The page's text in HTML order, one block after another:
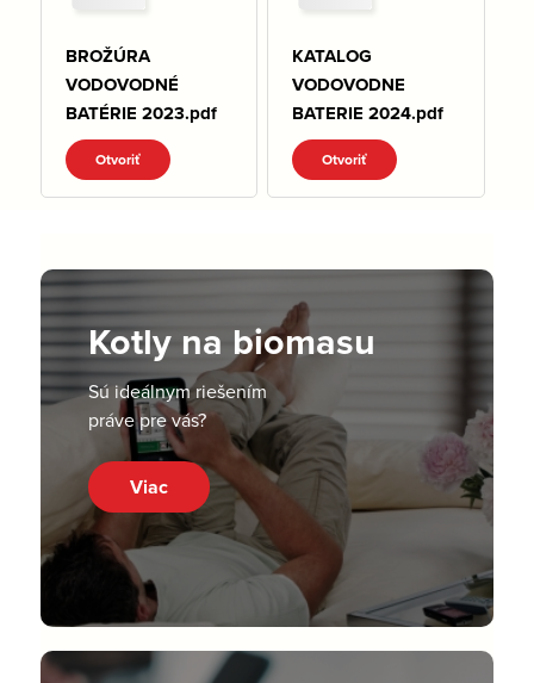
BROŽÚRA
VODOVODNÉ
BATÉRIE 2023.pdf
Otvoriť
KATALOG
VODOVODNE
BATERIE 2024.pdf
Otvoriť
Kotly na biomasu
Sú ideálnym riešením
práve pre vás?
Viac